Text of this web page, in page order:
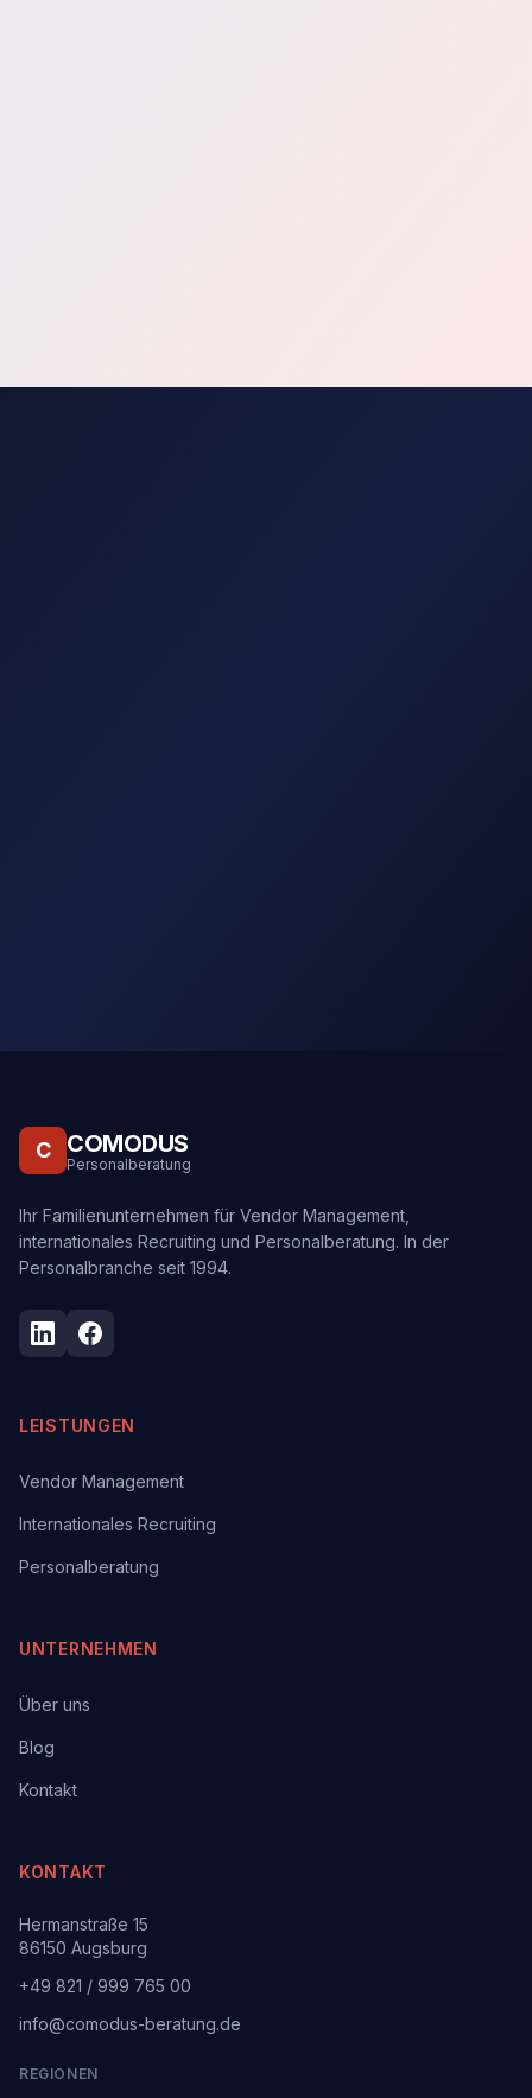
C COMODUS
Personalberatung
Ihr Familienunternehmen für Vendor Management,
internationales Recruiting und Personalberatung. In der
Personalbranche seit 1994.
LEISTUNGEN
Vendor Management
Internationales Recruiting
Personalberatung
UNTERNEHMEN
Über uns
Blog
Kontakt
KONTAKT
Hermanstraße 15
86150 Augsburg
+49 821 / 999 765 00
info@comodus-beratung.de
REGIONEN